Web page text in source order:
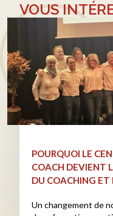
VOUS
POURQUOI LE
COACH DEVIENT
DU COACHING
Un changement de